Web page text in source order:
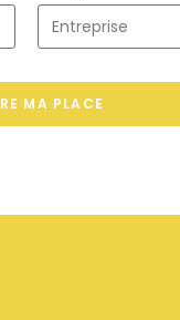
MA PLACE